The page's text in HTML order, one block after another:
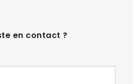
en contact ?